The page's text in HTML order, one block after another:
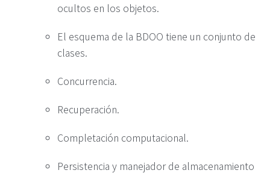
ocultos en los objetos.
El esquema de la BDOO tiene un conjunto de
clases.
Concurrencia.
Recuperación.
Completación computacional.
Persistencia y manejador de almacenamiento